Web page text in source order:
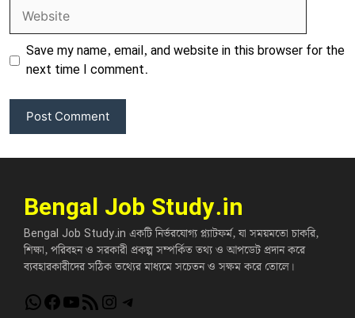
Save my name, email, and website in this browser for the
next time I comment.
Bengal Job Study.in
Bengal Job Study.in একটি নির্ভরযোগ্য প্ল্যাটফর্ম, যা সময়মতো চাকরি,
শিক্ষা, পরিবহন ও সরকারী প্রকল্প সম্পর্কিত তথ্য ও আপডেট প্রদান করে
ব্যবহারকারীদের সঠিক তথ্যের মাধ্যমে সচেতন ও সক্ষম করে তোলে।
WhatsApp
Facebook
YouTube
RSS FeedInstagram
Telegram